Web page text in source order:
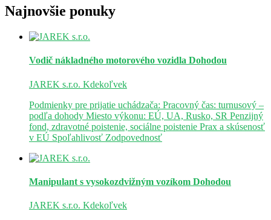
Najnovšie ponuky
Vodič nákladného motorového vozidla Dohodou
JAREK s.r.o. Kdekoľvek
Podmienky pre prijatie uchádzača: Pracovný čas: turnusový –
podľa dohody Miesto výkonu: EÚ, UA, Rusko, SR Penzijný
fond, zdravotné poistenie, sociálne poistenie Prax a skúsenosť
v EÚ Spoľahlivosť Zodpovednosť
Manipulant s vysokozdvižným vozíkom Dohodou
JAREK s.r.o. Kdekoľvek